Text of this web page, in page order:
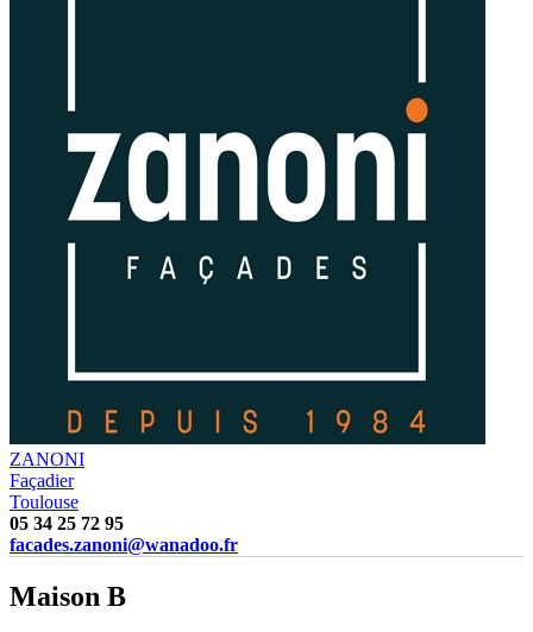
ZANONI
Façadier
Toulouse
05 34 25 72 95
facades.zanoni@wanadoo.fr
Maison B